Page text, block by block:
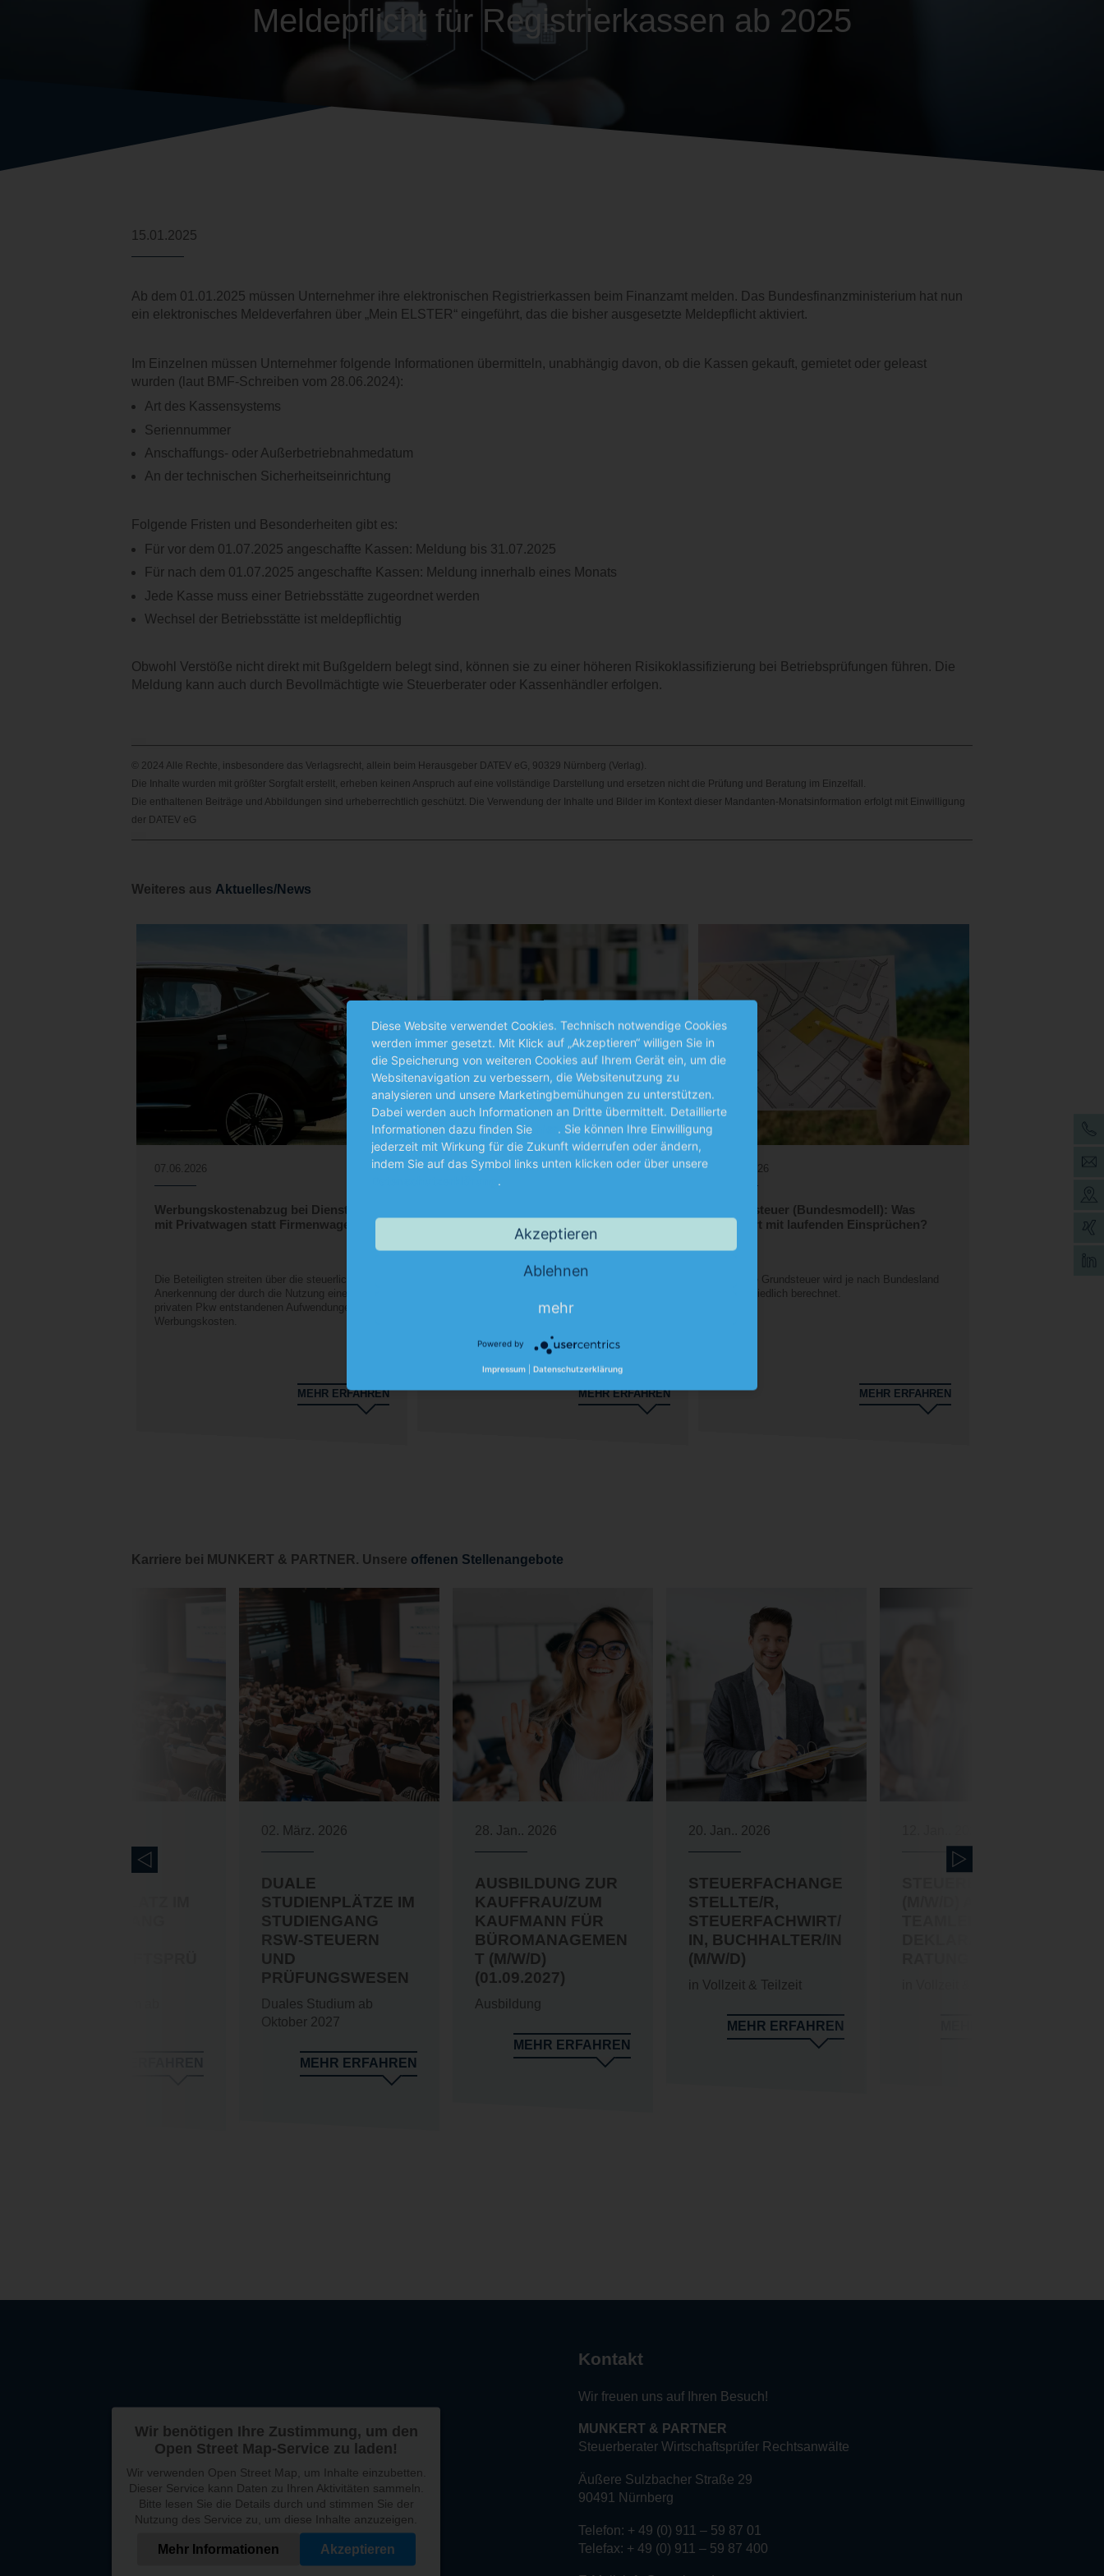
Meldepflicht für Registrierkassen ab 2025
15.01.2025
Ab dem 01.01.2025 müssen Unternehmer ihre elektronischen Registrierkassen beim Finanzamt melden. Das Bundesfinanzministerium hat nun
ein elektronisches Meldeverfahren über „Mein ELSTER“ eingeführt, das die bisher ausgesetzte Meldepflicht aktiviert.
Im Einzelnen müssen Unternehmer folgende Informationen übermitteln, unabhängig davon, ob die Kassen gekauft, gemietet oder geleast
wurden (laut BMF-Schreiben vom 28.06.2024):
Art des Kassensystems
Seriennummer
Anschaffungs- oder Außerbetriebnahmedatum
An der technischen Sicherheitseinrichtung
Folgende Fristen und Besonderheiten gibt es:
Für vor dem 01.07.2025 angeschaffte Kassen: Meldung bis 31.07.2025
Für nach dem 01.07.2025 angeschaffte Kassen: Meldung innerhalb eines Monats
Jede Kasse muss einer Betriebsstätte zugeordnet werden
Wechsel der Betriebsstätte ist meldepflichtig
Obwohl Verstöße nicht direkt mit Bußgeldern belegt sind, können sie zu einer höheren Risikoklassifizierung bei Betriebsprüfungen führen. Die
Meldung kann auch durch Bevollmächtigte wie Steuerberater oder Kassenhändler erfolgen.
© 2024 Alle Rechte, insbesondere das Verlagsrecht, allein beim Herausgeber DATEV eG, 90329 Nürnberg (Verlag).
Die Inhalte wurden mit größter Sorgfalt erstellt, erheben keinen Anspruch auf eine vollständige Darstellung und ersetzen nicht die Prüfung und Beratung im Einzelfall.
Die enthaltenen Beiträge und Abbildungen sind urheberrechtlich geschützt. Die Verwendung der Inhalte und Bilder im Kontext dieser Mandanten-Monatsinformation erfolgt mit Einwilligung
der DATEV eG
Weiteres aus Aktuelles/News
07.06.2026
Werbungskostenabzug bei Dienstreisen
mit Privatwagen statt Firmenwagen?
Die Beteiligten streiten über die steuerliche
Anerkennung der durch die Nutzung eines
privaten Pkw entstandenen Aufwendungen als
Werbungskosten.
MEHR ERFAHREN
07.06.2026
möglich – Steuerliche Konsequenzen
In Deutschland gilt der Grundsatz: Wer im Inland
mit seinem Welteinkommen in Deutschland
MEHR ERFAHREN
07.06.2026
Grundsteuer (Bundesmodell): Was
passiert mit laufenden Einsprüchen?
Die neue Grundsteuer wird je nach Bundesland
unterschiedlich berechnet.
MEHR ERFAHREN
Karriere bei MUNKERT & PARTNER. Unsere offenen Stellenangebote
02. März. 2026
DUALE
STUDIENPLÄTZE IM
STUDIENGANG
RSW-STEUERN
UND
PRÜFUNGSWESEN
Duales Studium ab
Oktober 2027
MEHR ERFAHREN
28. Jan.. 2026
AUSBILDUNG ZUR
KAUFFRAU/ZUM
KAUFMANN FÜR
BÜROMANAGEMEN
T (M/W/D)
(01.09.2027)
Ausbildung
MEHR ERFAHREN
20. Jan.. 2026
STEUERFACHANGE
STELLTE/R,
STEUERFACHWIRT/
IN, BUCHHALTER/IN
(M/W/D)
in Vollzeit & Teilzeit
MEHR ERFAHREN
Wir benötigen Ihre Zustimmung, um den
Open Street Map-Service zu laden!
Wir verwenden Open Street Map, um Inhalte einzubetten.
Dieser Service kann Daten zu Ihren Aktivitäten sammeln.
Bitte lesen Sie die Details durch und stimmen Sie der
Nutzung des Service zu, um diese Inhalte anzuzeigen.
Mehr Informationen Akzeptieren
Kontakt
Wir freuen uns auf Ihren Besuch!
MUNKERT & PARTNER
Steuerberater Wirtschaftsprüfer Rechtsanwälte
Äußere Sulzbacher Straße 29
90491 Nürnberg
Telefon: + 49 (0) 911 – 59 87 01
Telefax: + 49 (0) 911 – 59 87 400
Diese Website verwendet Cookies. Technisch notwendige Cookies
werden immer gesetzt. Mit Klick auf „Akzeptieren“ willigen Sie in
die Speicherung von weiteren Cookies auf Ihrem Gerät ein, um die
Websitenavigation zu verbessern, die Websitenutzung zu
analysieren und unsere Marketingbemühungen zu unterstützen.
Dabei werden auch Informationen an Dritte übermittelt. Detaillierte
Informationen dazu finden Sie
. Sie können Ihre Einwilligung
jederzeit mit Wirkung für die Zukunft widerrufen oder ändern,
indem Sie auf das Symbol links unten klicken oder über unsere
Akzeptieren
Ablehnen
mehr
Powered by
Impressum Datenschutzerklärung